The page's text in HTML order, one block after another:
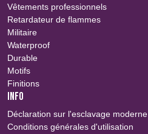
Vêtements professionnels
Retardateur de flammes
Militaire
Waterproof
Durable
Motifs
Finitions
INFO
Déclaration sur l'esclavage moderne
Conditions générales d'utilisation